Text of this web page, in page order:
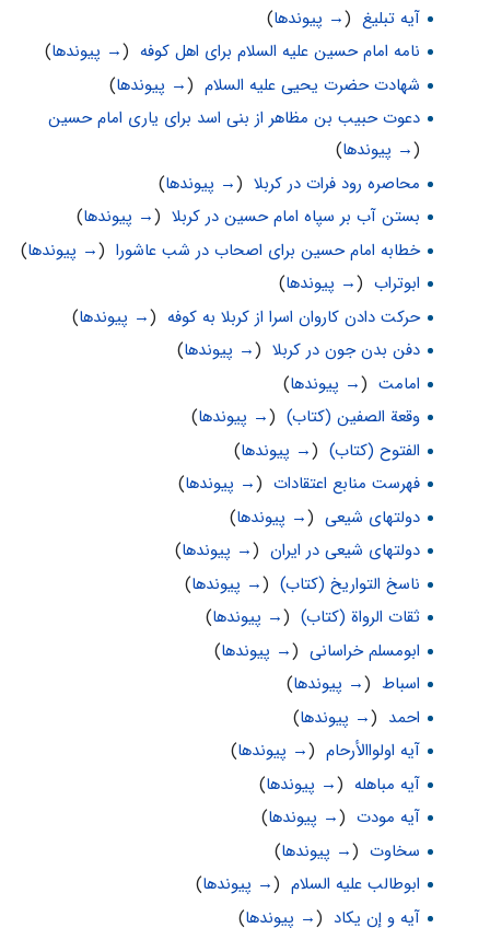
آیه تبلیغ‏
(→ پیوندها)
نامه امام حسین علیه السلام براى اهل کوفه‏
(→ پیوندها)
شهادت حضرت یحیی علیه السلام‏
(→ پیوندها)
دعوت حبیب بن مظاهر از بنی اسد برای یاری امام حسین‏
(→ پیوندها)
محاصره رود فرات در کربلا‏
(→ پیوندها)
بستن آب بر سپاه امام حسین در کربلا‏
(→ پیوندها)
خطابه امام حسین براى اصحاب در شب عاشورا‏
(→ پیوندها)
ابوتراب‏
(→ پیوندها)
حرکت دادن کاروان اسرا از کربلا به کوفه‏
(→ پیوندها)
دفن بدن جون در کربلا‏
(→ پیوندها)
امامت‏
(→ پیوندها)
وقعة الصفین (کتاب)‏
(→ پیوندها)
الفتوح (کتاب)‏
(→ پیوندها)
فهرست منابع اعتقادات‏
(→ پیوندها)
دولتهای شیعی‏
(→ پیوندها)
دولتهای شیعی در ایران‏
(→ پیوندها)
ناسخ التواریخ (کتاب)‏
(→ پیوندها)
ثقات الرواة (کتاب)‏
(→ پیوندها)
ابومسلم خراسانى‏
(→ پیوندها)
اسباط‏
(→ پیوندها)
احمد (→ پیوندها)
آیه اولواالأرحام‏
(→ پیوندها)
آیه مباهله‏
(→ پیوندها)
آیه مودت‏
(→ پیوندها)
سخاوت‏
(→ پیوندها)
ابوطالب علیه السلام‏
(→ پیوندها)
آیه و إن یکاد (→ پیوندها)